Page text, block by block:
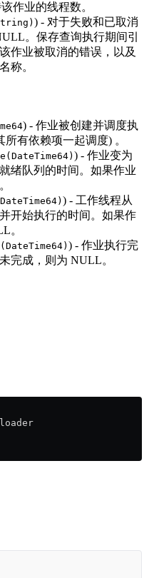
作业的线程数。
) - 对于失败和已取消
。保存查询执行期间引
作业被取消的错误，以及
称。
) - 作业被创建并调度执
有依赖项一起调度) 。
) - 作业变为
绪队列的时间。如果作业
) - 工作线程从
开始执行的时间。如果作
。
) - 作业执行完
完成，则为 NULL。